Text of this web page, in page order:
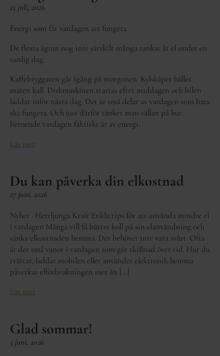
25 juli, 2026
Energi som får vardagen att fungera
De flesta ägnar nog inte särskilt många tankar åt el under en
vanlig dag.
Kaffebryggaren går igång på morgonen. Kylskåpet håller
maten kall. Diskmaskinen startas efter middagen och bilen
laddar inför nästa dag. Det är små delar av vardagen som bara
ska fungera. Och just därför tänker man sällan på hur
beroende vardagen faktiskt är av energi.
Läs mer
Du kan påverka din elkostnad
27 juni, 2026
Nyhet · Herrljunga Kraft Enkla tips för att använda mindre el
i vardagen Många vill få bättre koll på sin elanvändning och
sänka elkostnaden hemma. Det behöver inte vara svårt. Ofta
är det små vanor i vardagen som gör skillnad över tid. Hur du
tvättar, laddar mobilen eller använder elektronik hemma
påverkar elförbrukningen mer än […]
Läs mer
Glad sommar!
5 juni, 2026